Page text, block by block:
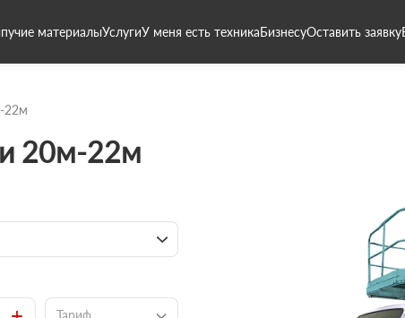
материалыУслугиУ меня есть техникаБизнесуОставить заявку
22м
20м-22м
Тариф